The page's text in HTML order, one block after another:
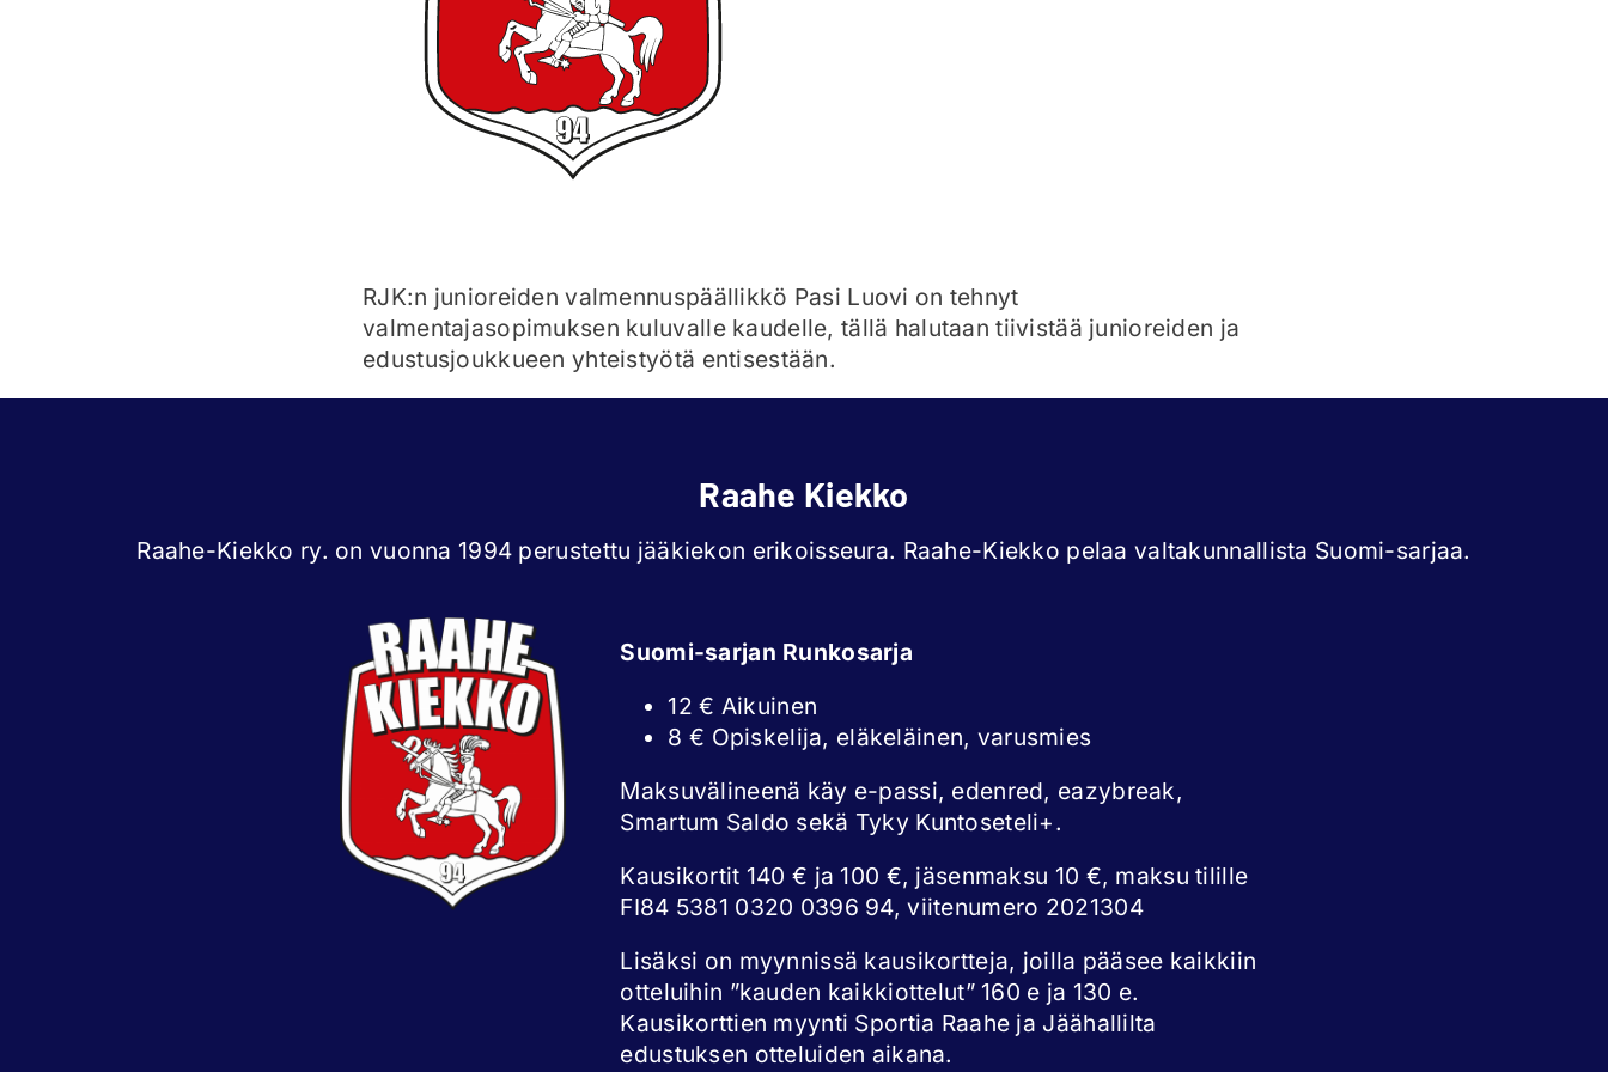
RJK:n junioreiden valmennuspäällikkö Pasi Luovi on tehnyt
valmentajasopimuksen kuluvalle kaudelle, tällä halutaan tiivistää junioreiden ja
edustusjoukkueen yhteistyötä entisestään.
Raahe Kiekko
Raahe-Kiekko ry. on vuonna 1994 perustettu jääkiekon erikoisseura. Raahe-Kiekko pelaa valtakunnallista Suomi-sarjaa.
Suomi-sarjan Runkosarja
12 € Aikuinen
8 € Opiskelija, eläkeläinen, varusmies
Maksuvälineenä käy e-passi, edenred, eazybreak,
Smartum Saldo sekä Tyky Kuntoseteli+.
Kausikortit 140 € ja 100 €, jäsenmaksu 10 €, maksu tilille
FI84 5381 0320 0396 94, viitenumero 2021304
Lisäksi on myynnissä kausikortteja, joilla pääsee kaikkiin
otteluihin ”kauden kaikkiottelut” 160 e ja 130 e.
Kausikorttien myynti Sportia Raahe ja Jäähallilta
edustuksen otteluiden aikana.